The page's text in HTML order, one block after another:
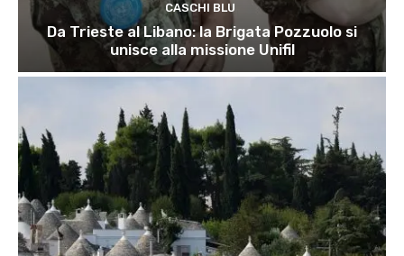
CASCHI BLU
Da Trieste al Libano: la Brigata Pozzuolo si
unisce alla missione Unifil